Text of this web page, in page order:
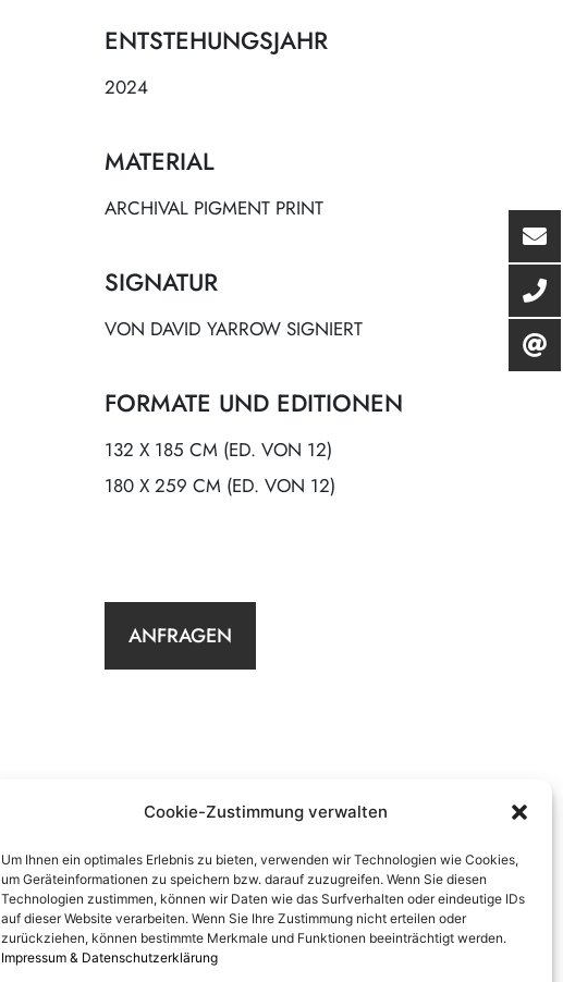
Cookie-Zustimmung verwalten
Um Ihnen ein optimales Erlebnis zu bieten, verwenden wir Technologien wie Cookies,
um Geräteinformationen zu speichern bzw. darauf zuzugreifen. Wenn Sie diesen
Technologien zustimmen, können wir Daten wie das Surfverhalten oder eindeutige IDs
auf dieser Website verarbeiten. Wenn Sie Ihre Zustimmung nicht erteilen oder
zurückziehen, können bestimmte Merkmale und Funktionen beeinträchtigt werden.
Impressum & Datenschutzerklärung
ENTSTEHUNGSJAHR
2024
MATERIAL
ARCHIVAL PIGMENT PRINT
SIGNATUR
VON DAVID YARROW SIGNIERT
FORMATE UND EDITIONEN
132 X 185 CM (ED. VON 12)
180 X 259 CM (ED. VON 12)
ANFRAGEN